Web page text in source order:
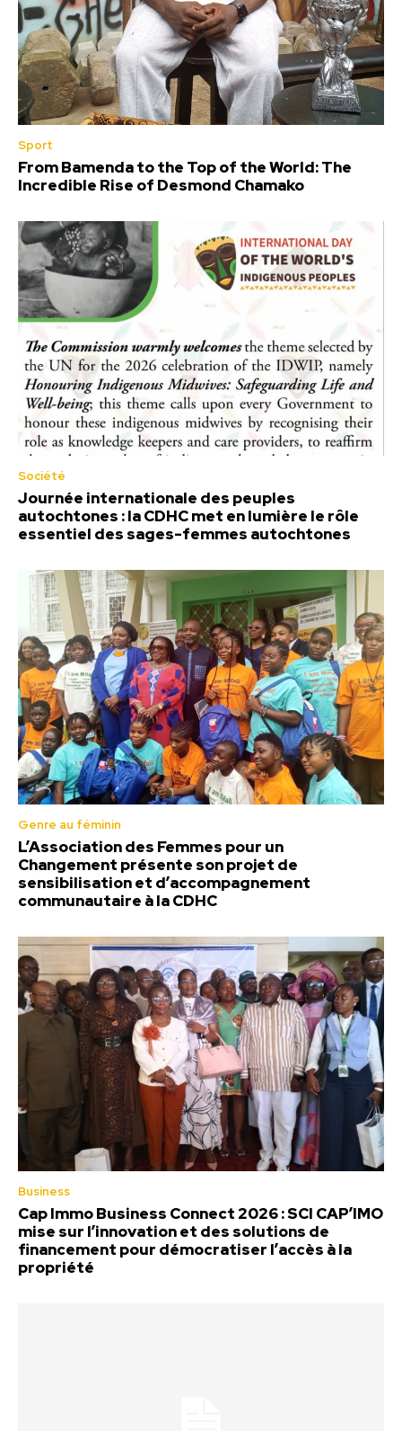
Sport
From Bamenda to the Top of the World: The
Incredible Rise of Desmond Chamako
Société
Journée internationale des peuples
autochtones : la CDHC met en lumière le rôle
essentiel des sages-femmes autochtones
Genre au féminin
L’Association des Femmes pour un
Changement présente son projet de
sensibilisation et d’accompagnement
communautaire à la CDHC
Business
Cap Immo Business Connect 2026 : SCI CAP’IMO
mise sur l’innovation et des solutions de
financement pour démocratiser l’accès à la
propriété